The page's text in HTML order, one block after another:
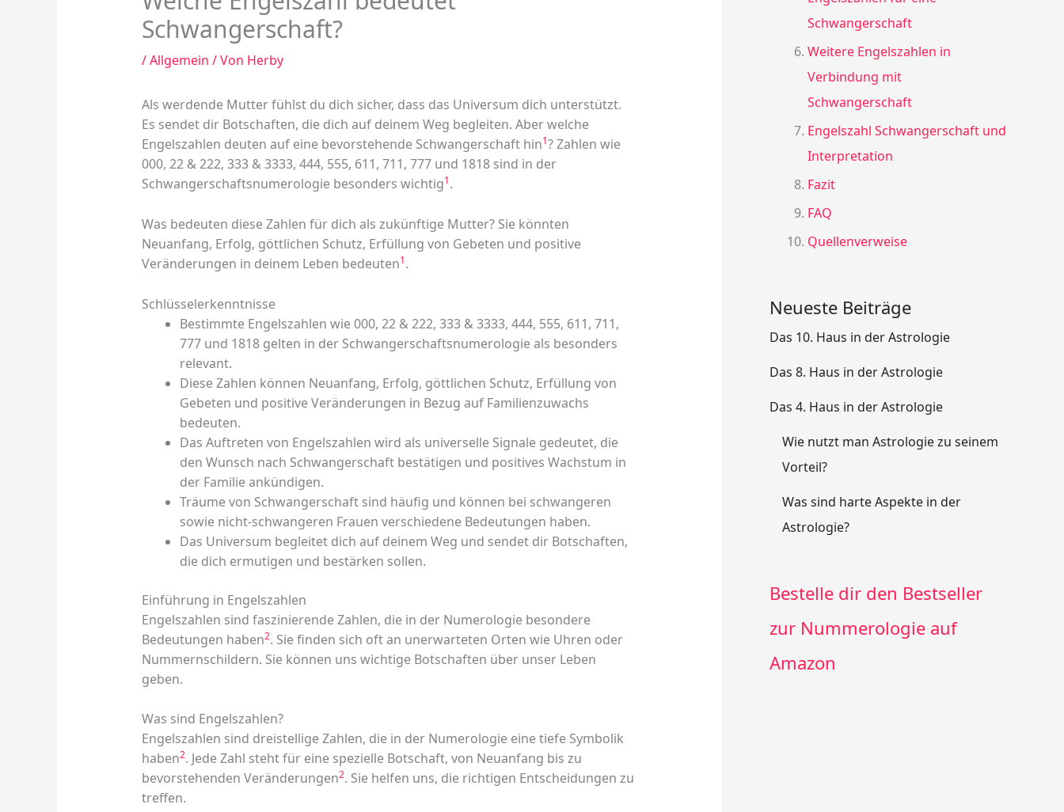
Schwangerschaft?
/Allgemein / Von Herby
Als werdende Mutter fühlst du dich sicher, dass das Universum dich unterstützt.
Es sendet dir Botschaften, die dich auf deinem Weg begleiten. Aber welche
Engelszahlen deuten auf eine bevorstehende Schwangerschaft hin1? Zahlen wie
000, 22 & 222, 333 & 3333, 444, 555, 611, 711, 777 und 1818 sind in der
Schwangerschaftsnumerologie besonders wichtig1.
Was bedeuten diese Zahlen für dich als zukünftige Mutter? Sie könnten
Neuanfang, Erfolg, göttlichen Schutz, Erfüllung von Gebeten und positive
Veränderungen in deinem Leben bedeuten1.
Schlüsselerkenntnisse
Bestimmte Engelszahlen wie 000, 22 & 222, 333 & 3333, 444, 555, 611, 711,
777 und 1818 gelten in der Schwangerschaftsnumerologie als besonders
relevant.
Diese Zahlen können Neuanfang, Erfolg, göttlichen Schutz, Erfüllung von
Gebeten und positive Veränderungen in Bezug auf Familienzuwachs
bedeuten.
Das Auftreten von Engelszahlen wird als universelle Signale gedeutet, die
den Wunsch nach Schwangerschaft bestätigen und positives Wachstum in
der Familie ankündigen.
Träume von Schwangerschaft sind häufig und können bei schwangeren
sowie nicht-schwangeren Frauen verschiedene Bedeutungen haben.
Das Universum begleitet dich auf deinem Weg und sendet dir Botschaften,
die dich ermutigen und bestärken sollen.
Einführung in Engelszahlen
Engelszahlen sind faszinierende Zahlen, die in der Numerologie besondere
Bedeutungen haben2. Sie finden sich oft an unerwarteten Orten wie Uhren oder
Nummernschildern. Sie können uns wichtige Botschaften über unser Leben
geben.
Was sind Engelszahlen?
Engelszahlen sind dreistellige Zahlen, die in der Numerologie eine tiefe Symbolik
haben2. Jede Zahl steht für eine spezielle Botschaft, von Neuanfang bis zu
bevorstehenden Veränderungen2. Sie helfen uns, die richtigen Entscheidungen zu
treffen.
Schwangerschaft
Weitere Engelszahlen in
Verbindung mit
Schwangerschaft
Engelszahl Schwangerschaft und
Interpretation
Fazit
FAQ
Quellenverweise
Neueste Beiträge
Das 10. Haus in der Astrologie
Das 8. Haus in der Astrologie
Das 4. Haus in der Astrologie
Wie nutzt man Astrologie zu seinem
Vorteil?
Was sind harte Aspekte in der
Astrologie?
Bestelle dir den Bestseller
zur Nummerologie auf
Amazon